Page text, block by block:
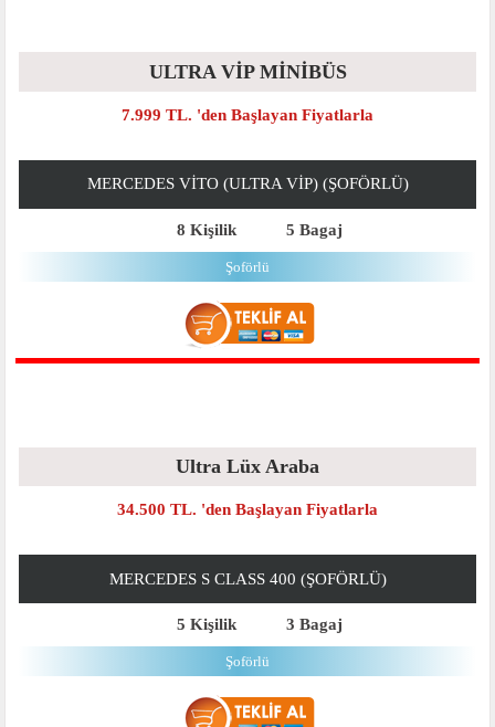
ULTRA VİP MİNİBÜS
7.999 TL. 'den Başlayan Fiyatlarla
MERCEDES VITO (ULTRA VIP) (ŞOFÖRLÜ)
8 Kişilik 5 Bagaj
Şoförlü
Ultra Lüx Araba
34.500 TL. 'den Başlayan Fiyatlarla
MERCEDES S CLASS 400 (ŞOFÖRLÜ)
5 Kişilik 3 Bagaj
Şoförlü